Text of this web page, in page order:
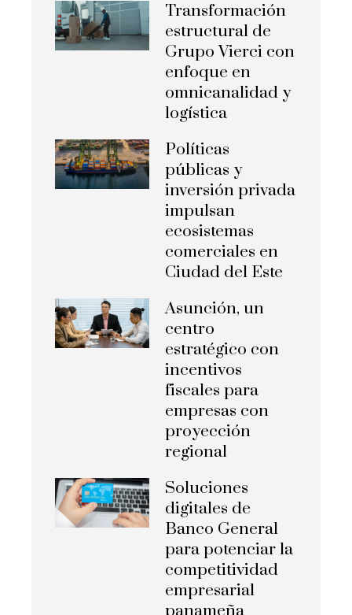
Transformación
estructural de
Grupo Vierci con
enfoque en
omnicanalidad y
logística
Políticas
públicas y
inversión privada
impulsan
ecosistemas
comerciales en
Ciudad del Este
Asunción, un
centro
estratégico con
incentivos
fiscales para
empresas con
proyección
regional
Soluciones
digitales de
Banco General
para potenciar la
competitividad
empresarial